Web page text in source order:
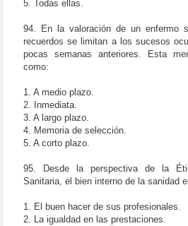
5. Todas ellas.
94. En la valoración de un enfermo
recuerdos se limitan a los sucesos
pocas semanas anteriores. Esta
como:
1. A medio plazo.
2. Inmediata.
3. A largo plazo.
4. Memoria de selección.
5. A corto plazo.
95. Desde la perspectiva de la
Sanitaria, el bien interno de la sanidad
1. El buen hacer de sus profesionales.
2. La igualdad en las prestaciones.